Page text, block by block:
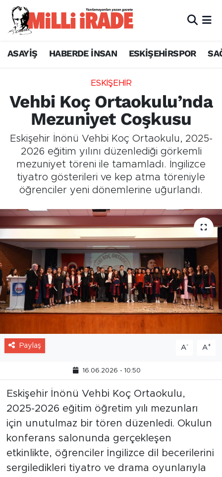
ASAYİŞ HABERDE İNSAN ESKİŞEHİRSPOR
ESKİŞEHİR
Vehbi Koç Ortaokulu’nda
Mezuniyet Coşkusu
Eskişehir İnönü Vehbi Koç Ortaokulu, 2025-
2026 eğitim yılını düzenlediği görkemli
mezuniyet töreni ile tamamladı. İngilizce
tiyatro gösterileri ve kep atma töreniyle
öğrenciler yeni dönemlerine uğurlandı.
Paylaş A- A+
16.06.2026 - 10:50
Eskişehir İnönü Vehbi Koç Ortaokulu,
2025-2026 eğitim öğretim yılı mezunları
için unutulmaz bir tören düzenledi. Okulun
konferans salonunda gerçekleşen
etkinlikte, öğrenciler İngilizce dil becerilerini
sergiledikleri tiyatro ve drama oyunlarıyla